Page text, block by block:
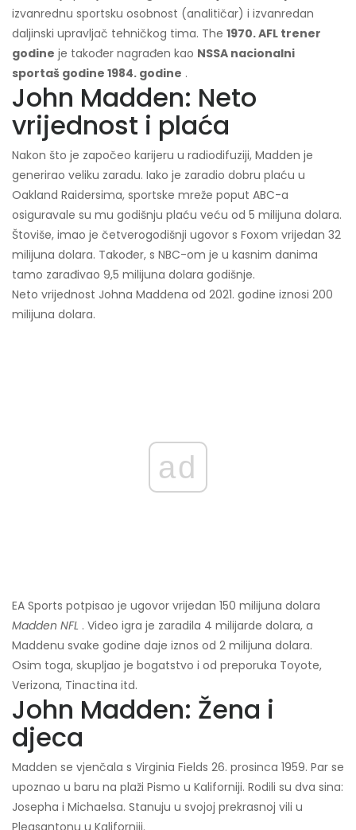
izvanrednu sportsku osobnost (analitičar) i izvanredan
daljinski upravljač tehničkog tima. The 1970. AFL trener
godine je također nagrađen kao NSSA nacionalni
sportaš godine 1984. godine .
John Madden: Neto
vrijednost i plaća
Nakon što je započeo karijeru u radiodifuziji, Madden je
generirao veliku zaradu. Iako je zaradio dobru plaću u
Oakland Raidersima, sportske mreže poput ABC-a
osiguravale su mu godišnju plaću veću od 5 milijuna dolara.
Štoviše, imao je četverogodišnji ugovor s Foxom vrijedan 32
milijuna dolara. Također, s NBC-om je u kasnim danima
tamo zarađivao 9,5 milijuna dolara godišnje.
Neto vrijednost Johna Maddena od 2021. godine iznosi 200
milijuna dolara.
ad
EA Sports potpisao je ugovor vrijedan 150 milijuna dolara
Madden NFL . Video igra je zaradila 4 milijarde dolara, a
Maddenu svake godine daje iznos od 2 milijuna dolara.
Osim toga, skupljao je bogatstvo i od preporuka Toyote,
Verizona, Tinactina itd.
John Madden: Žena i
djeca
Madden se vjenčala s Virginia Fields 26. prosinca 1959. Par se
upoznao u baru na plaži Pismo u Kaliforniji. Rodili su dva sina:
Josepha i Michaelsa. Stanuju u svojoj prekrasnoj vili u